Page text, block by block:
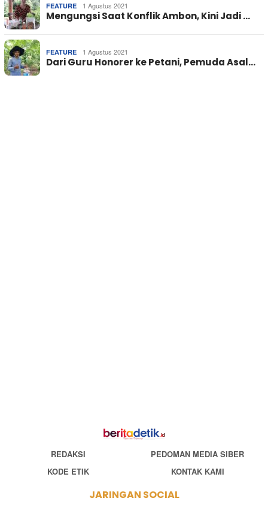
FEATURE 1 Agustus 2021
Mengungsi Saat Konflik Ambon, Kini Jadi …
FEATURE 1 Agustus 2021
Dari Guru Honorer ke Petani, Pemuda Asal…
REDAKSI
PEDOMAN MEDIA SIBER
KODE ETIK
KONTAK KAMI
JARINGAN SOCIAL